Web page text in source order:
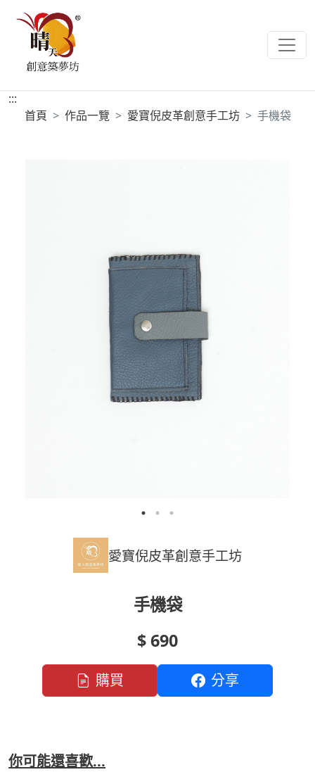
:::
首頁
作品一覽 愛寶倪皮革創意手工坊 手機袋
愛寶倪皮革創意手工坊
手機袋
$ 690
購買 分享
你可能還喜歡...